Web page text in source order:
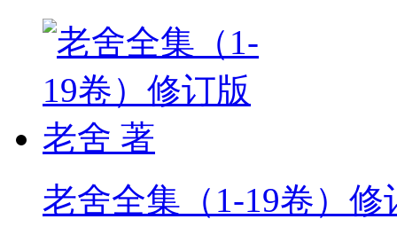
老舍全集（1-19卷）修